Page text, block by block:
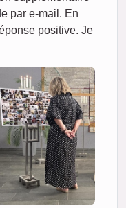
par e-mail. En
positive. Je